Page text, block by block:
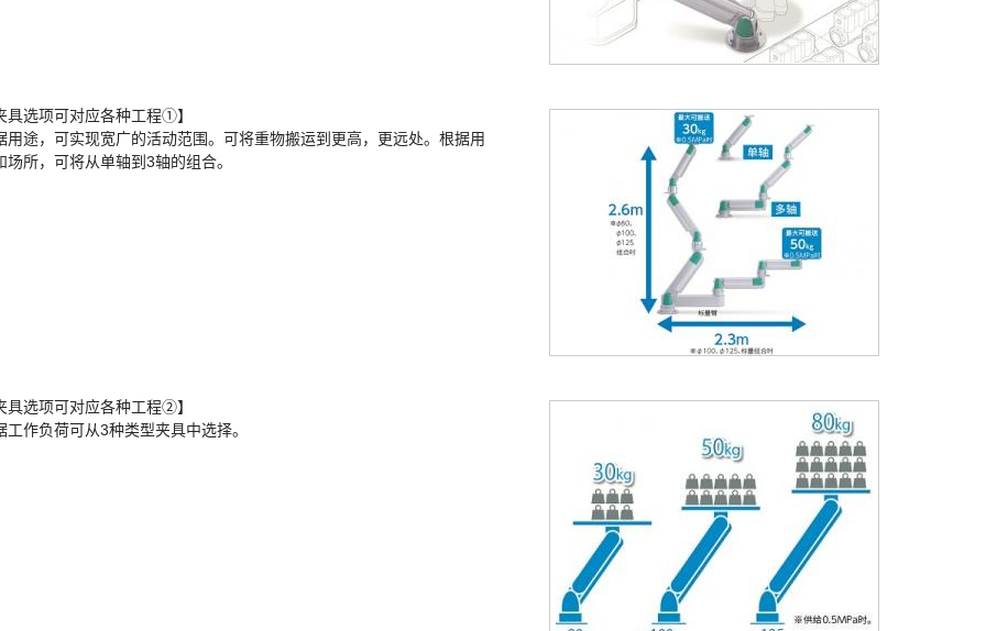
具选项可对应各种工程①】
用途，可实现宽广的活动范围。可将重物搬运到更高，更远处。根据用
场所，可将从单轴到3轴的组合。
具选项可对应各种工程②】
工作负荷可从3种类型夹具中选择。